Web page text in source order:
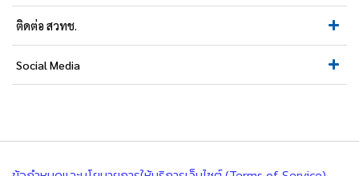
ติดต่อ สวทช.
Social Media